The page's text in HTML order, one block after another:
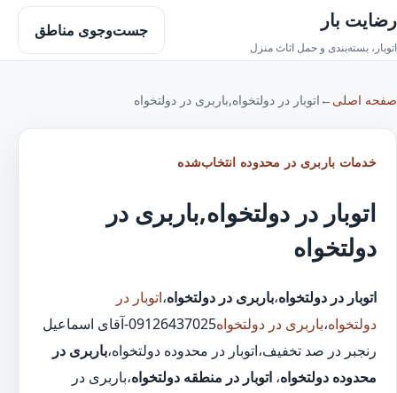
رضایت بار
اتوبار، بسته‌بندی و حمل اثاث منزل
جست‌وجوی مناطق
صفحه اصلی ← اتوبار در دولتخواه,باربری در دولتخواه
خدمات باربری در محدوده انتخاب‌شده
اتوبار در دولتخواه,باربری در
دولتخواه
اتوبار در دولتخواه،باربری در دولتخواه،اتوبار در
دولتخواه،باربری در دولتخواه
09126437025-آقای اسماعیل
رنجبر در صد تخفیف،اتوبار در محدوده دولتخواه،باربری در
محدوده دولتخواه، اتوبار در منطقه دولتخواه،باربری در